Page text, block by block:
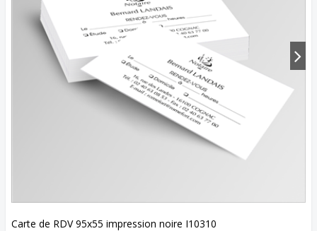
Carte de RDV 95x55 impression noire I10310